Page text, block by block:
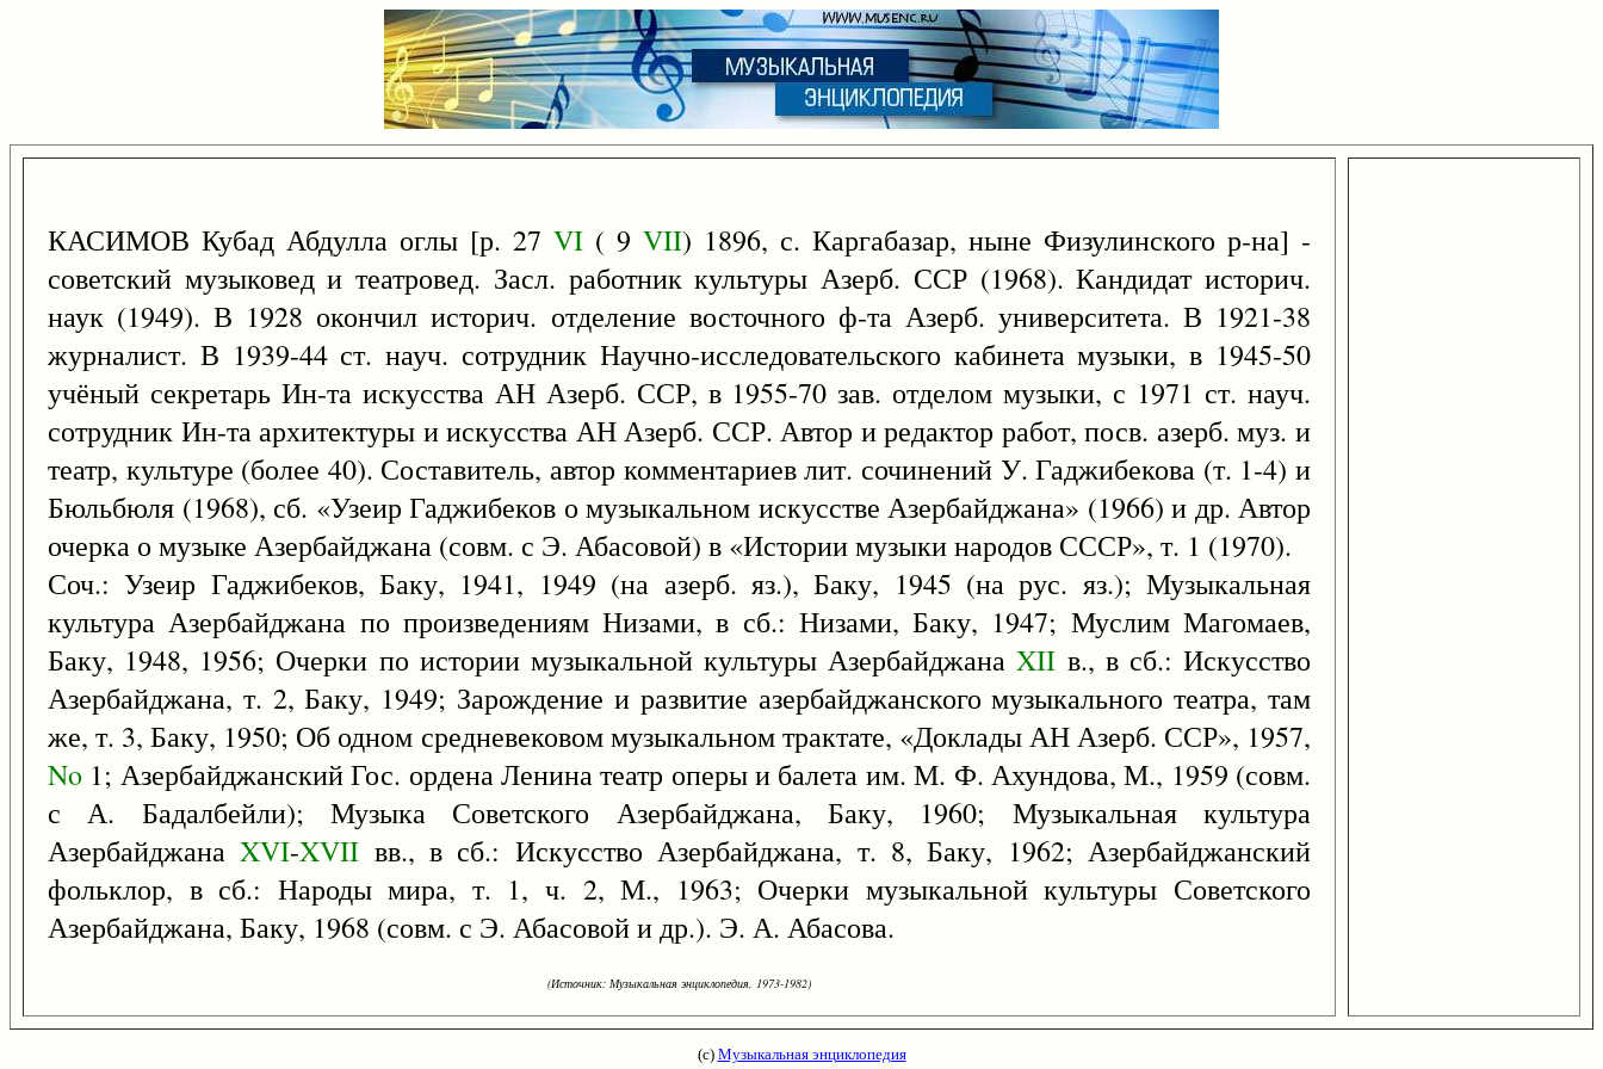
КАСИМОВ Кубад Абдулла оглы [р. 27 VI ( 9 VII) 1896, с. Каргабазар, ныне Физулинского р-на] -
советский музыковед и театровед. Засл. работник культуры Азерб. ССР (1968). Кандидат историч.
наук (1949). В 1928 окончил историч. отделение восточного ф-та Азерб. университета. В 1921-38
журналист. В 1939-44 ст. науч. сотрудник Научно-исследовательского кабинета музыки, в 1945-50
учёный секретарь Ин-та искусства АН Азерб. ССР, в 1955-70 зав. отделом музыки, с 1971 ст. науч.
сотрудник Ин-та архитектуры и искусства АН Азерб. ССР. Автор и редактор работ, посв. азерб. муз. и
театр, культуре (более 40). Составитель, автор комментариев лит. сочинений У. Гаджибекова (т. 1-4) и
Бюльбюля (1968), сб. «Узеир Гаджибеков о музыкальном искусстве Азербайджана» (1966) и др. Автор
очерка о музыке Азербайджана (совм. с Э. Абасовой) в «Истории музыки народов СССР», т. 1 (1970).
Соч.: Узеир Гаджибеков, Баку, 1941, 1949 (на азерб. яз.), Баку, 1945 (на рус. яз.); Музыкальная
культура Азербайджана по произведениям Низами, в сб.: Низами, Баку, 1947; Муслим Магомаев,
Баку, 1948, 1956; Очерки по истории музыкальной культуры АзербайджанаXII в., в сб.: Искусство
Азербайджана, т. 2, Баку, 1949; Зарождение и развитие азербайджанского музыкального театра, там
же, т. 3, Баку, 1950; Об одном средневековом музыкальном трактате, «Доклады АН Азерб. ССР», 1957,
No 1; Азербайджанский Гос. ордена Ленина театр оперы и балета им. М. Ф. Ахундова, М., 1959 (совм.
с А. Бадалбейли); Музыка Советского Азербайджана, Баку, 1960; Музыкальная культура
АзербайджанаXVI-XVII вв., в сб.: Искусство Азербайджана, т. 8, Баку, 1962; Азербайджанский
фольклор, в сб.: Народы мира, т. 1, ч. 2, М., 1963; Очерки музыкальной культуры Советского
Азербайджана, Баку, 1968 (совм. с Э. Абасовой и др.). Э. А. Абасова.
(Источник: Музыкальная энциклопедия, 1973-1982)
(с) Музыкальная энциклопедия